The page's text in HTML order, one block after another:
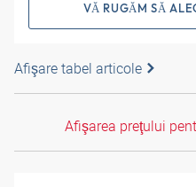
VĂ RUGĂM SĂ
Afişare tabel articole
Afişarea preţului